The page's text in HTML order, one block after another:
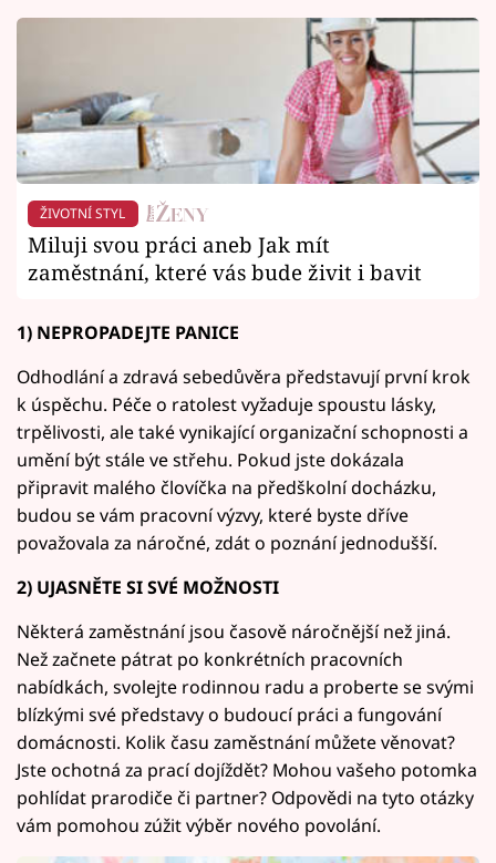
ŽIVOTNÍ STYL
Miluji svou práci aneb Jak mít
zaměstnání, které vás bude živit i bavit
1) NEPROPADEJTE PANICE
Odhodlání a zdravá sebedůvěra představují první krok
k úspěchu. Péče o ratolest vyžaduje spoustu lásky,
trpělivosti, ale také vynikající organizační schopnosti a
umění být stále ve střehu. Pokud jste dokázala
připravit malého človíčka na předškolní docházku,
budou se vám pracovní výzvy, které byste dříve
považovala za náročné, zdát o poznání jednodušší.
2) UJASNĚTE SI SVÉ MOŽNOSTI
Některá zaměstnání jsou časově náročnější než jiná.
Než začnete pátrat po konkrétních pracovních
nabídkách, svolejte rodinnou radu a proberte se svými
blízkými své představy o budoucí práci a fungování
domácnosti. Kolik času zaměstnání můžete věnovat?
Jste ochotná za prací dojíždět? Mohou vašeho potomka
pohlídat prarodiče či partner? Odpovědi na tyto otázky
vám pomohou zúžit výběr nového povolání.